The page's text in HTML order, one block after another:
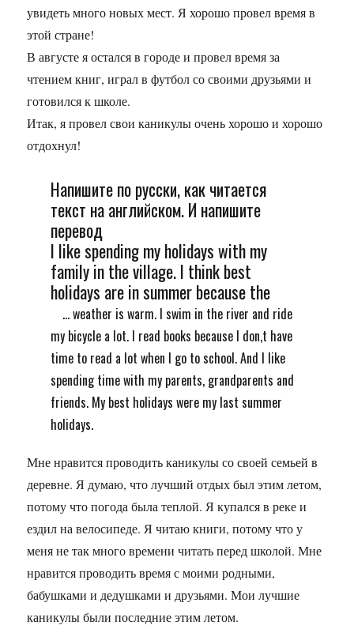
увидеть много новых мест. Я хорошо провел время в
этой стране!
В августе я остался в городе и провел время за
чтением книг, играл в футбол со своими друзьями и
готовился к школе.
Итак, я провел свои каникулы очень хорошо и хорошо
отдохнул!
Напишите по русски, как читается
текст на английском. И напишите
перевод
I like spending my holidays with my
family in the village. I think best
holidays are in summer because the
... weather is warm. I swim in the river and ride
my bicycle a lot. I read books because I don,t have
time to read a lot when I go to school. And I like
spending time with my parents, grandparents and
friends. My best holidays were my last summer
holidays.
Мне нравится проводить каникулы со своей семьей в
деревне. Я думаю, что лучший отдых был этим летом,
потому что погода была теплой. Я купался в реке и
ездил на велосипеде. Я читаю книги, потому что у
меня не так много времени читать перед школой. Мне
нравится проводить время с моими родными,
бабушками и дедушками и друзьями. Мои лучшие
каникулы были последние этим летом.